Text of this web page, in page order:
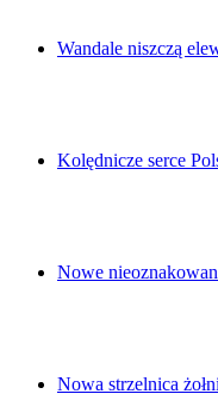
Wandale niszczą
Kolędnicze serce
Nowe
Nowa strzelnica